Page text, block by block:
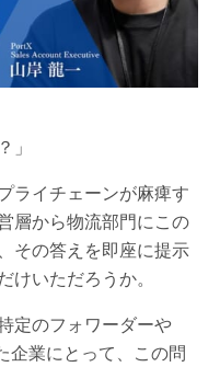
」
ライチェーンが麻痺す
層から物流部門にこの
その答えを即座に提示
いただろうか。
定のフォワーダーや
企業にとって、この問